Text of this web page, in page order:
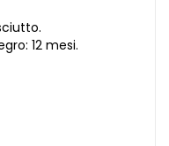
12 mesi.